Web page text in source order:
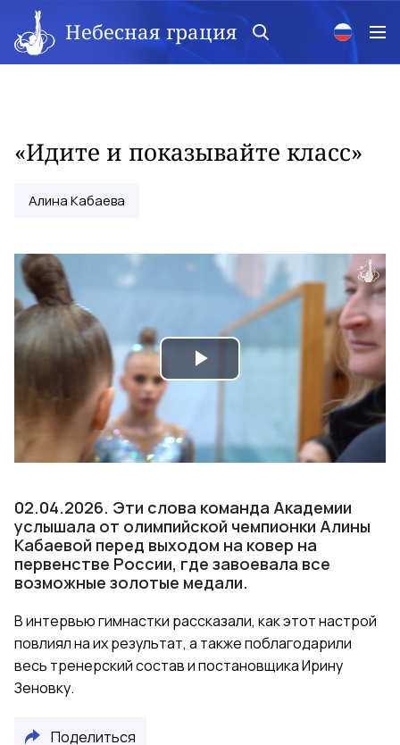
Небесная грация
«Идите и показывайте класс»
Алина Кабаева
Play
02.04.2026. Эти слова команда Академии
услышала от олимпийской чемпионки Алины
Кабаевой перед выходом на ковер на
первенстве России, где завоевала все
возможные золотые медали.
В интервью гимнастки рассказали, как этот настрой
повлиял на их результат, а также поблагодарили
весь тренерский состав и постановщика Ирину
Зеновку.
Поделиться